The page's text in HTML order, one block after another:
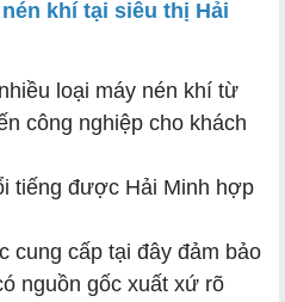
khí tại siêu thị Hải
loại máy nén khí từ
công nghiệp cho khách
tiếng được Hải Minh hợp
cung cấp tại đây đảm bảo
nguồn gốc xuất xứ rõ